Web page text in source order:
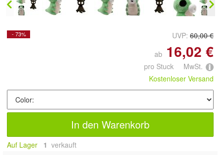
- 73% UVP: 60,00 €
ab 16,02 €
pro Stuck MwSt.
Kostenloser Versand
In den Warenkorb
Auf Lager 1 verkauft